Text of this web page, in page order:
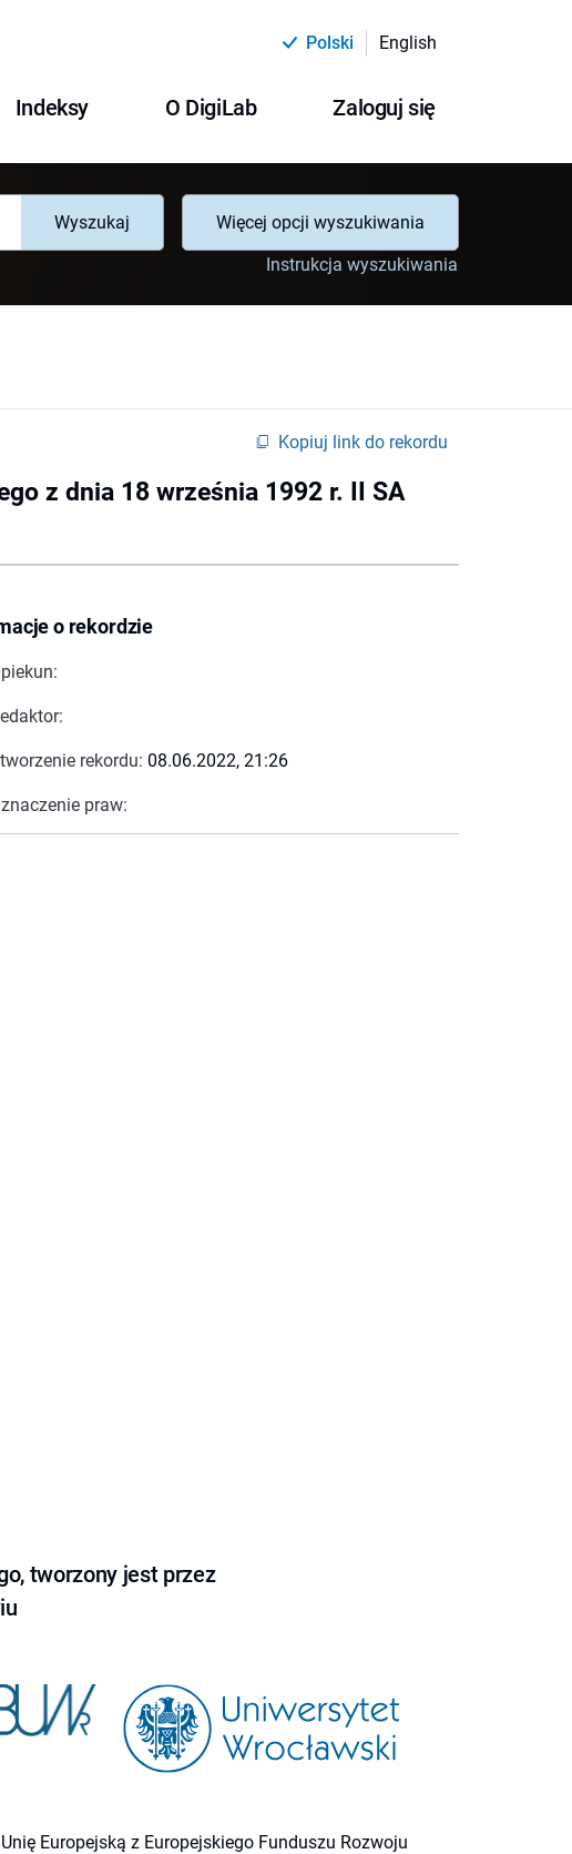
Polski English
Indeksy O DigiLab Zaloguj się
Wyszukaj
Więcej opcji wyszukiwania
Instrukcja wyszukiwania
Kopiuj link do rekordu
z dnia 18 września 1992 r. II SA
o rekordzie
rekordu: 08.06.2022, 21:26
praw:
tworzony jest przez
Europejską z Europejskiego Funduszu Rozwoju